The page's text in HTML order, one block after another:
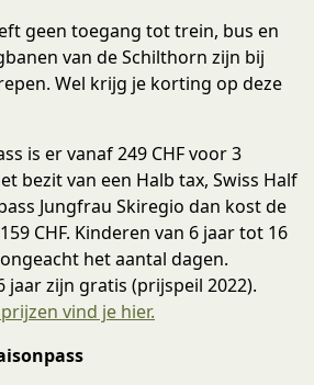
geen toegang tot trein, bus en
van de Schilthorn zijn bij
Wel krijg je korting op deze
is er vanaf 249 CHF voor 3
bezit van een Halb tax, Swiss Half
Jungfrau Skiregio dan kost de
CHF. Kinderen van 6 jaar tot 16
het aantal dagen.
jaar zijn gratis (prijspeil 2022).
vind je hier.